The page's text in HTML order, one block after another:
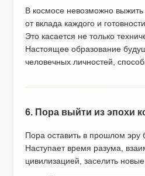
В космосе невозможно выжить
от вклада каждого и
Это касается не только
Настоящее образование
человечных личностей,
6. Пора выйти из эпохи
Пора оставить в прошлом эру
Наступает время разума,
цивилизацией, заселить